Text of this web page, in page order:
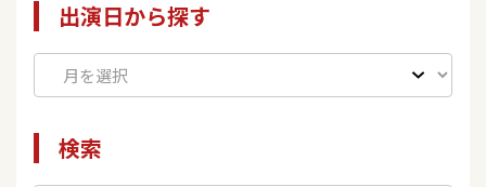
出演日から探す
検索